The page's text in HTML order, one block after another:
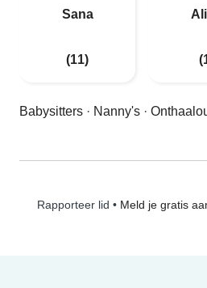
Sana
(11)
Babysitters · Nanny's ·
Rapporteer lid • Meld je gratis